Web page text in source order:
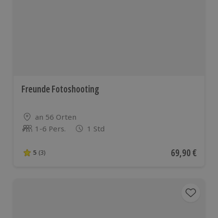
Freunde Fotoshooting
Standort
an 56 Orten
Anzahl der Teilnehmer
1-6 Pers. 1 Std
5 von 5 Sternen basierend auf 3 Bewertungen
5 (3) Aktueller
69,90 €